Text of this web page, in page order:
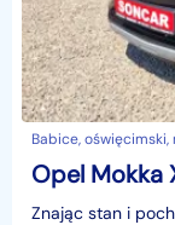
Babice, oświęcimski,
Znając stan i